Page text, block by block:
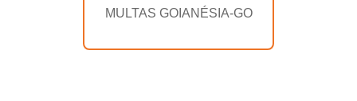
MULTAS GOIANÉSIA-GO